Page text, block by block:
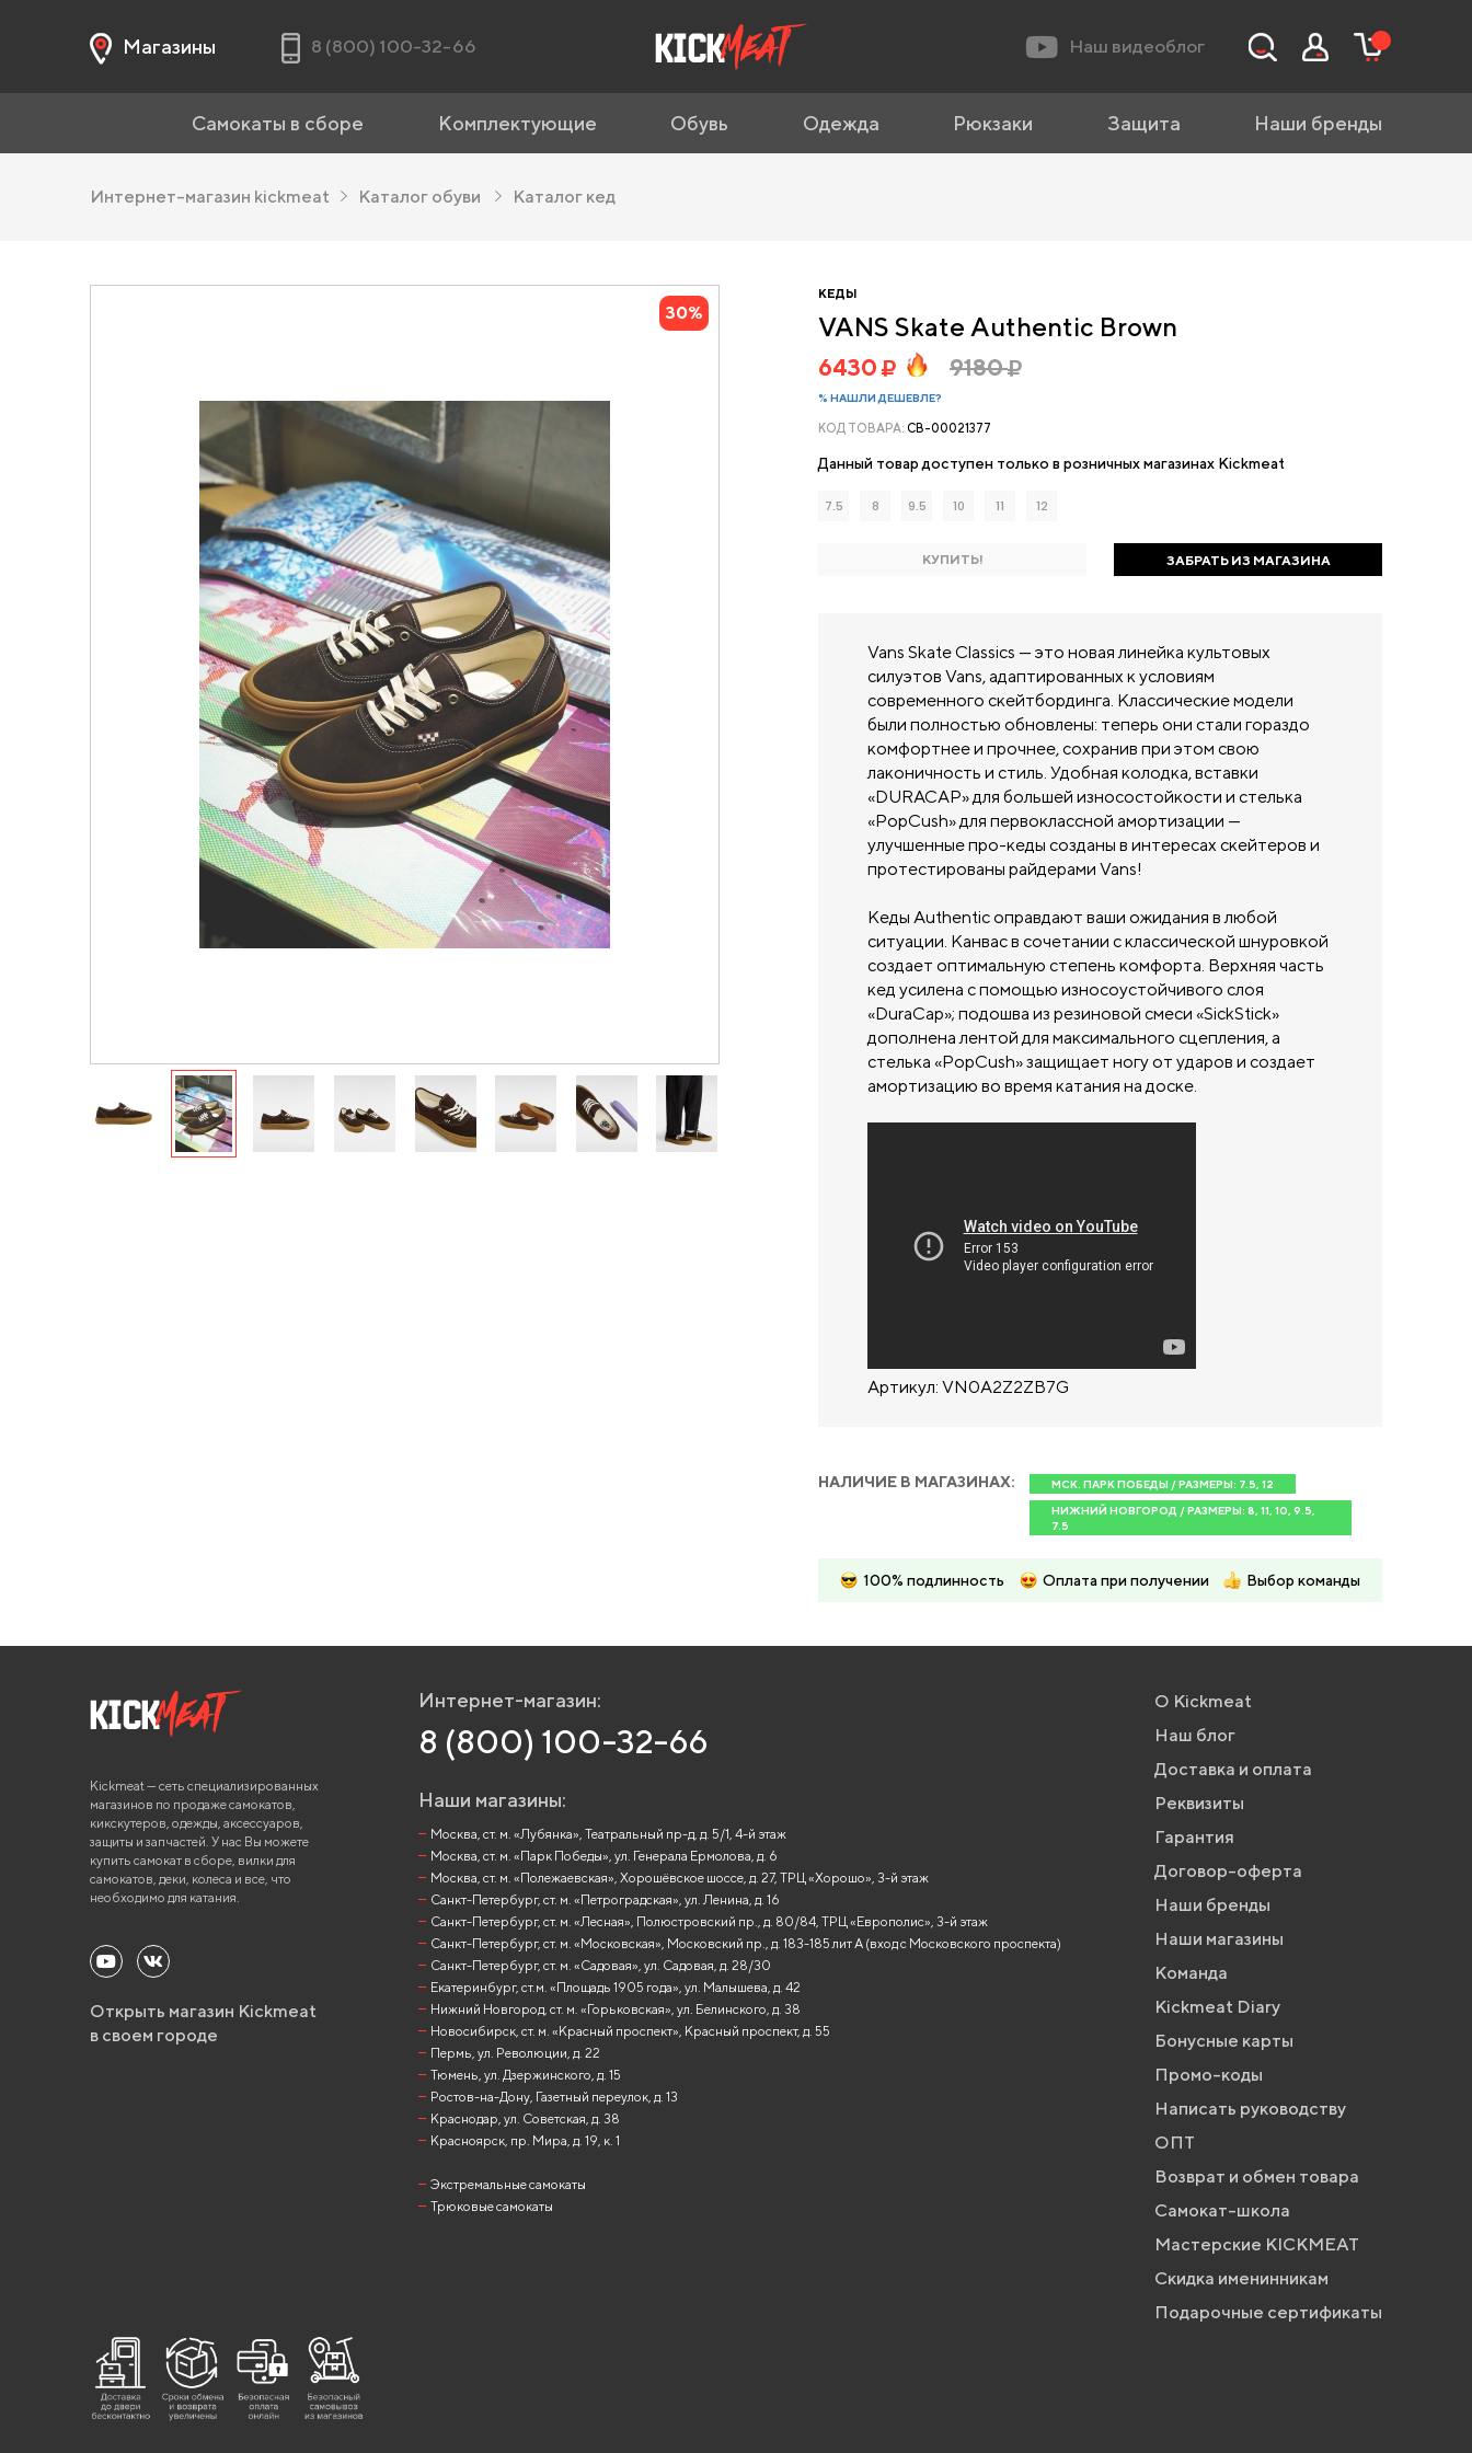
Магазины 8 (800) 100-32-66 Наш видеоблог
Самокаты в сборе Комплектующие Обувь Одежда Рюкзаки Защита Наши бренды
Интернет-магазин kickmeat Каталог обуви Каталог кед
30%
КЕДЫ
VANS Skate Authentic Brown
6430 9180
% НАШЛИ ДЕШЕВЛЕ?
КОД ТОВАРА: CB-00021377
Данный товар доступен только в розничных магазинах Kickmeat
7.5 8 9.5 10 11 12
КУПИТЬ! ЗАБРАТЬ ИЗ МАГАЗИНА
Vans Skate Classics — это новая линейка культовых
силуэтов Vans, адаптированных к условиям
современного скейтбординга. Классические модели
были полностью обновлены: теперь они стали гораздо
комфортнее и прочнее, сохранив при этом свою
лаконичность и стиль. Удобная колодка, вставки
«DURACAP» для большей износостойкости и стелька
«PopCush» для первоклассной амортизации —
улучшенные про-кеды созданы в интересах скейтеров и
протестированы райдерами Vans!
Кеды Authentic оправдают ваши ожидания в любой
ситуации. Канвас в сочетании с классической шнуровкой
создает оптимальную степень комфорта. Верхняя часть
кед усилена с помощью износоустойчивого слоя
«DuraCap»; подошва из резиновой смеси «SickStick»
дополнена лентой для максимального сцепления, а
стелька «PopCush» защищает ногу от ударов и создает
амортизацию во время катания на доске.
Артикул: VN0A2Z2ZB7G
НАЛИЧИЕ В МАГАЗИНАХ:
МСК. ПАРК ПОБЕДЫ / РАЗМЕРЫ: 7.5, 12
НИЖНИЙ НОВГОРОД / РАЗМЕРЫ: 8, 11, 10, 9.5,
7.5
100% подлинность Оплата при получении Выбор команды
Kickmeat — сеть специализированных
магазинов по продаже самокатов,
кикскутеров, одежды, аксессуаров,
защиты и запчастей. У нас Вы можете
купить самокат в сборе, вилки для
самокатов, деки, колеса и все, что
необходимо для катания.
Открыть магазин Kickmeat
в своем городе
Интернет-магазин:
8 (800) 100-32-66
Наши магазины:
Москва, ст. м. «Лубянка», Театральный пр-д, д. 5/1, 4-й этаж
Москва, ст. м. «Парк Победы», ул. Генерала Ермолова, д. 6
Москва, ст. м. «Полежаевская», Хорошёвское шоссе, д. 27, ТРЦ «Хорошо», 3-й этаж
Санкт-Петербург, ст. м. «Петроградская», ул. Ленина, д. 16
Санкт-Петербург, ст. м. «Лесная», Полюстровский пр., д. 80/84, ТРЦ «Европолис», 3-й этаж
Санкт-Петербург, ст. м. «Московская», Московский пр., д. 183-185 лит А (вход с Московского проспекта)
Санкт-Петербург, ст. м. «Садовая», ул. Садовая, д. 28/30
Екатеринбург, ст.м. «Площадь 1905 года», ул. Малышева, д. 42
Нижний Новгород, ст. м. «Горьковская», ул. Белинского, д. 38
Новосибирск, ст. м. «Красный проспект», Красный проспект, д. 55
Пермь, ул. Революции, д. 22
Тюмень, ул. Дзержинского, д. 15
Ростов-на-Дону, Газетный переулок, д. 13
Краснодар, ул. Советская, д. 38
Красноярск, пр. Мира, д. 19, к. 1
Экстремальные самокаты
Трюковые самокаты
О Kickmeat
Наш блог
Доставка и оплата
Реквизиты
Гарантия
Договор-оферта
Наши бренды
Наши магазины
Команда
Kickmeat Diary
Бонусные карты
Промо-коды
Написать руководству
ОПТ
Возврат и обмен товара
Самокат-школа
Мастерские KICKMEAT
Скидка именинникам
Подарочные сертификаты